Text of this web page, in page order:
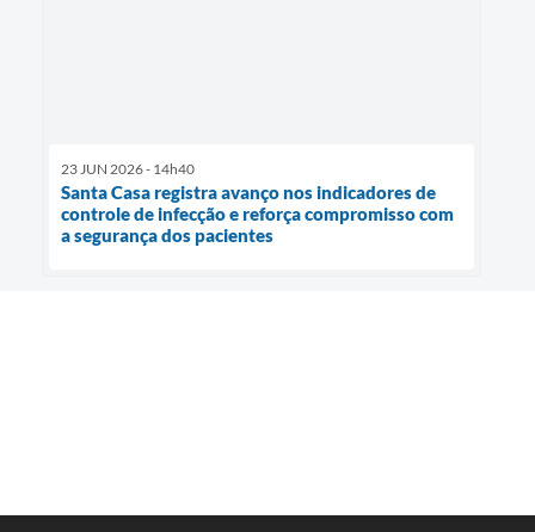
23 JUN 2026 - 14h40
Santa Casa registra avanço nos indicadores de
controle de infecção e reforça compromisso com
a segurança dos pacientes